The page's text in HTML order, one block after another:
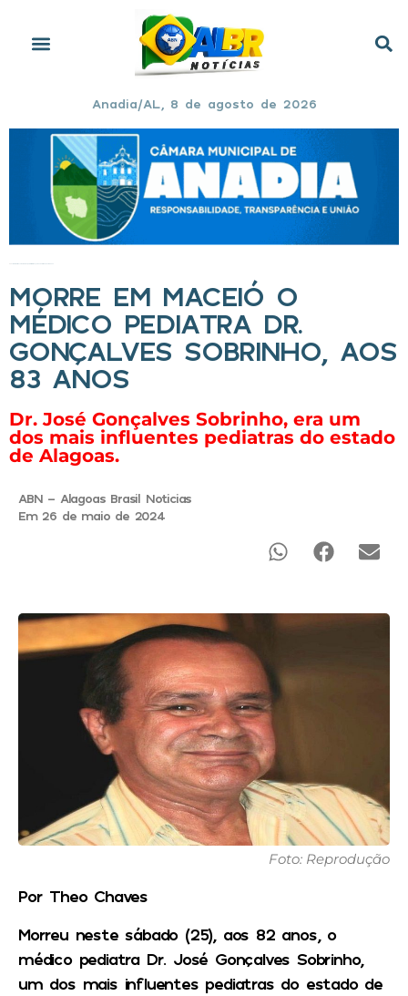
Anadia/AL, 8 de agosto de 2026
MORRE EM MACEIÓ O
MÉDICO PEDIATRA DR.
GONÇALVES SOBRINHO, AOS
83 ANOS
Dr. José Gonçalves Sobrinho, era um
dos mais influentes pediatras do estado
de Alagoas.
ABN - Alagoas Brasil Noticias
Em 26 de maio de 2024
Foto: Reprodução
Por Theo Chaves
Morreu neste sábado (25), aos 82 anos, o
médico pediatra Dr. José Gonçalves Sobrinho,
um dos mais influentes pediatras do estado de